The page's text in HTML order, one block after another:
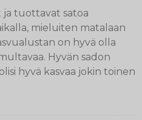
tuottavat satoa
mieluiten matalaan
on hyvä olla
Hyvän sadon
hyvä kasvaa jokin toinen